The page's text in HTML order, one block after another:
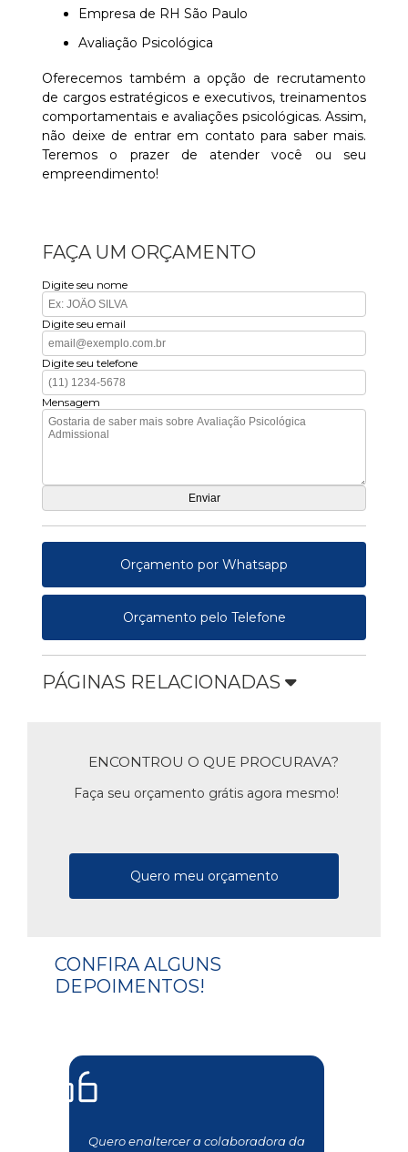
Empresa de RH São Paulo
Avaliação Psicológica
Oferecemos também a opção de recrutamento
de cargos estratégicos e executivos, treinamentos
comportamentais e avaliações psicológicas. Assim,
não deixe de entrar em contato para saber mais.
Teremos o prazer de atender você ou seu
empreendimento!
FAÇA UM ORÇAMENTO
Digite seu nome
Digite seu email
Digite seu telefone
Mensagem
Orçamento por Whatsapp
Orçamento pelo Telefone
PÁGINAS RELACIONADAS
ENCONTROU O QUE PROCURAVA?
Faça seu orçamento grátis agora mesmo!
Quero meu orçamento
CONFIRA ALGUNS
DEPOIMENTOS!
Quero enaltercer a colaboradora da